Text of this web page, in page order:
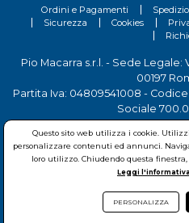
Ordini e Pagamenti
Sicurezza
Cookies
Pio Macarra s.r.l. - Sede Legale:
00197
Partita Iva: 04809541008 -
Sociale
Tel.06 81156444- Sede
San
Questo sito web utilizza i cookie.
personalizzare contenuti ed annunci.
loro utilizzo. Chiudendo questa finestra,
Leggi
PERSONALIZZA